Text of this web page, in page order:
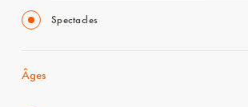
Spectacles
Âges